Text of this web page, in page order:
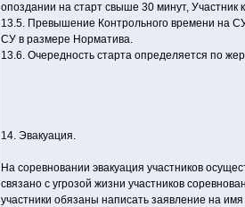
опоздании на старт свыше 30 минут, Участник
13.5. Превышение Контрольного времени на
СУ в размере Норматива.
13.6. Очередность старта определяется по
14. Эвакуация.
На соревновании эвакуация участников
связано с угрозой жизни участников
участники обязаны написать заявление на